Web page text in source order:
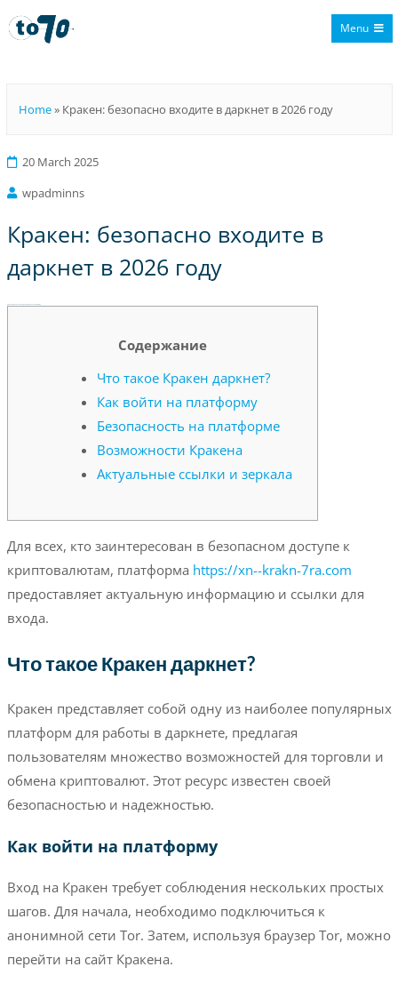
Menu
Home» Кракен: безопасно входите в даркнет в 2026 году
20 March 2025
wpadminns
Кракен: безопасно входите в
даркнет в 2026 году
Содержание
Что такое Кракен даркнет?
Как войти на платформу
Безопасность на платформе
Возможности Кракена
Актуальные ссылки и зеркала
Для всех, кто заинтересован в безопасном доступе к
криптовалютам, платформа https://xn--krakn-7ra.com
предоставляет актуальную информацию и ссылки для
входа.
Что такое Кракен даркнет?
Кракен представляет собой одну из наиболее популярных
платформ для работы в даркнете, предлагая
пользователям множество возможностей для торговли и
обмена криптовалют. Этот ресурс известен своей
безопасностью и надежностью.
Как войти на платформу
Вход на Кракен требует соблюдения нескольких простых
шагов. Для начала, необходимо подключиться к
анонимной сети Tor. Затем, используя браузер Tor, можно
перейти на сайт Кракена.